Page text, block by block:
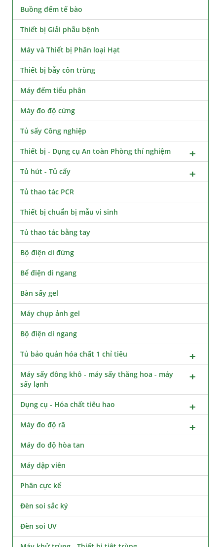
Buồng đếm tế bào
Thiết bị Giải phẫu bệnh
Máy và Thiết bị Phân loại Hạt
Thiết bị bẫy côn trùng
Máy đếm tiểu phân
Máy đo độ cứng
Tủ sấy Công nghiệp
Thiết bị - Dụng cụ An toàn Phòng thí nghiệm
Tủ hút - Tủ cấy
Tủ thao tác PCR
Thiết bị chuẩn bị mẫu vi sinh
Tủ thao tác bằng tay
Bộ điện di đứng
Bể điện di ngang
Bàn sấy gel
Máy chụp ảnh gel
Bộ điện di ngang
Tủ bảo quản hóa chất 1 chỉ tiêu
Máy sấy đông khô - máy sấy thăng hoa - máy
sấy lạnh
Dụng cụ - Hóa chất tiêu hao
Máy đo độ rã
Máy đo độ hòa tan
Máy dập viên
Phân cực kế
Đèn soi sắc ký
Đèn soi UV